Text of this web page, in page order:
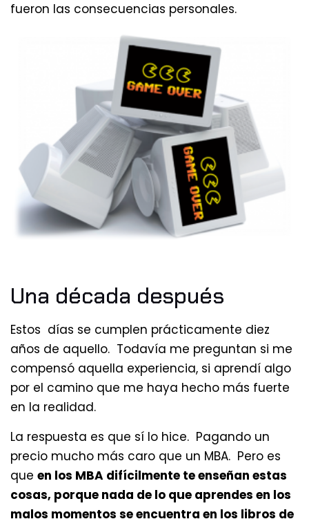
fueron las consecuencias personales.
Una década después
Estos días se cumplen prácticamente diez
años de aquello. Todavía me preguntan si me
compensó aquella experiencia, si aprendí algo
por el camino que me haya hecho más fuerte
en la realidad.
La respuesta es que sí lo hice. Pagando un
precio mucho más caro que un MBA. Pero es
que en los MBA difícilmente te enseñan estas
cosas, porque nada de lo que aprendes en los
malos momentos se encuentra en los libros de